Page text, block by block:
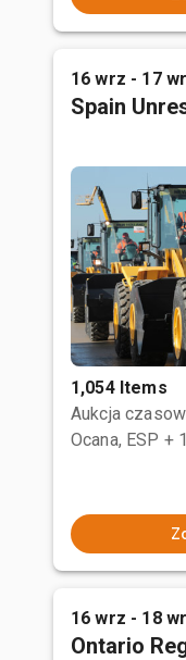
16 wrz - 17
Spain
1,054 Items
Aukcja
Ocana, ESP +
16 wrz - 18
Ontario